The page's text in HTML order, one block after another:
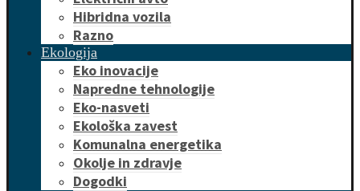
Hibridna vozila
Razno
Ekologija
Eko inovacije
Napredne tehnologije
Eko-nasveti
Ekološka zavest
Komunalna energetika
Okolje in zdravje
Dogodki